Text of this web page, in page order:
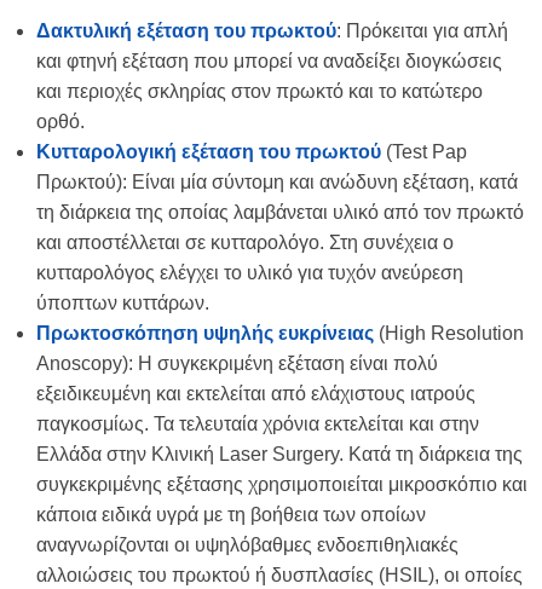
Δακτυλική εξέταση του πρωκτού: Πρόκειται για απλή
και φτηνή εξέταση που μπορεί να αναδείξει διογκώσεις
και περιοχές σκληρίας στον πρωκτό και το κατώτερο
ορθό.
Κυτταρολογική εξέταση του πρωκτού (Test Pap
Πρωκτού): Είναι μία σύντομη και ανώδυνη εξέταση, κατά
τη διάρκεια της οποίας λαμβάνεται υλικό από τον πρωκτό
και αποστέλλεται σε κυτταρολόγο. Στη συνέχεια ο
κυτταρολόγος ελέγχει το υλικό για τυχόν ανεύρεση
ύποπτων κυττάρων.
Πρωκτοσκόπηση υψηλής ευκρίνειας (High Resolution
Anoscopy): Η συγκεκριμένη εξέταση είναι πολύ
εξειδικευμένη και εκτελείται από ελάχιστους ιατρούς
παγκοσμίως. Τα τελευταία χρόνια εκτελείται και στην
Ελλάδα στην Κλινική Laser Surgery. Κατά τη διάρκεια της
συγκεκριμένης εξέτασης χρησιμοποιείται μικροσκόπιο και
κάποια ειδικά υγρά με τη βοήθεια των οποίων
αναγνωρίζονται οι υψηλόβαθμες ενδοεπιθηλιακές
αλλοιώσεις του πρωκτού ή δυσπλασίες (HSIL), οι οποίες